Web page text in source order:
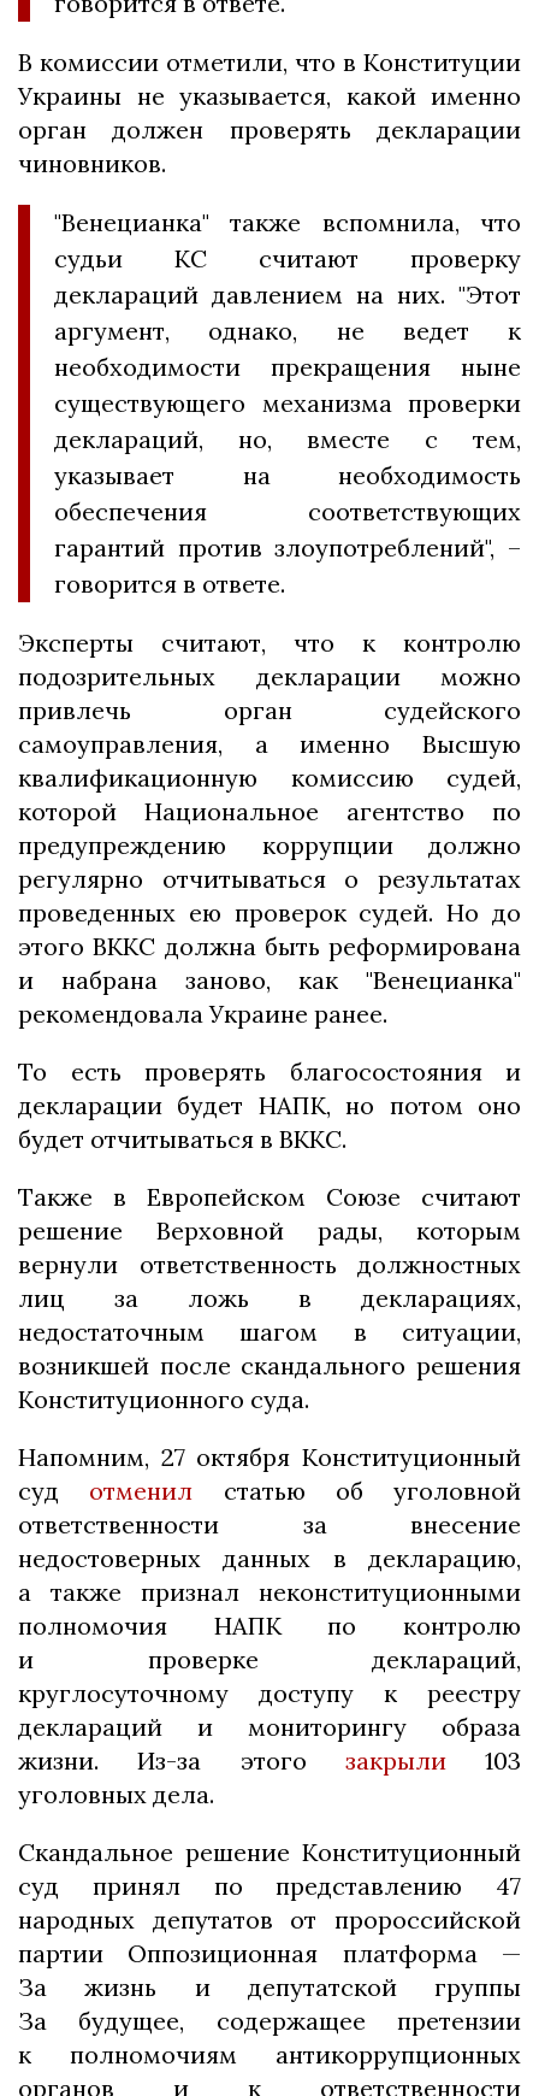
В комиссии отметили, что в Конституции
Украины не указывается, какой именно
орган должен проверять декларации
чиновников.
"Венецианка" также вспомнила, что
судьи КС считают проверку
деклараций давлением на них. "Этот
аргумент, однако, не ведет к
необходимости прекращения ныне
существующего механизма проверки
деклараций, но, вместе с тем,
указывает на необходимость
обеспечения соответствующих
гарантий против злоупотреблений", –
говорится в ответе.
Эксперты считают, что к контролю
подозрительных декларации можно
привлечь орган судейского
самоуправления, а именно Высшую
квалификационную комиссию судей,
которой Национальное агентство по
предупреждению коррупции должно
регулярно отчитываться о результатах
проведенных ею проверок судей. Но до
этого ВККС должна быть реформирована
и набрана заново, как "Венецианка"
рекомендовала Украине ранее.
То есть проверять благосостояния и
декларации будет НАПК, но потом оно
будет отчитываться в ВККС.
Также в Европейском Союзе считают
решение Верховной рады, которым
вернули ответственность должностных
лиц за ложь в декларациях,
недостаточным шагом в ситуации,
возникшей после скандального решения
Конституционного суда.
Напомним, 27 октября Конституционный
суд отменил статью об уголовной
ответственности за внесение
недостоверных данных в декларацию,
а также признал неконституционными
полномочия НАПК по контролю
и проверке деклараций,
круглосуточному доступу к реестру
деклараций и мониторингу образа
жизни. Из-за этого закрыли103
уголовных дела.
Скандальное решение Конституционный
суд принял по представлению 47
народных депутатов от пророссийской
партии Оппозиционная платформа —
За жизнь и депутатской группы
За будущее, содержащее претензии
к полномочиям антикоррупционных
органов и к ответственности